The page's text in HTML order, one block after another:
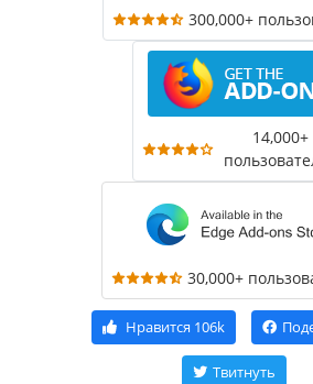
300,000+
14,000+
30,000+
Нравится 106k
Твитнуть